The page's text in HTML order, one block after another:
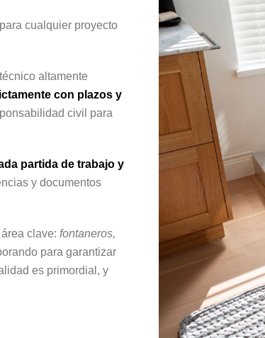
cualquier proyecto
altamente
con plazos y
civil para
partida de trabajo y
y documentos
clave: fontaneros,
para garantizar
es primordial, y